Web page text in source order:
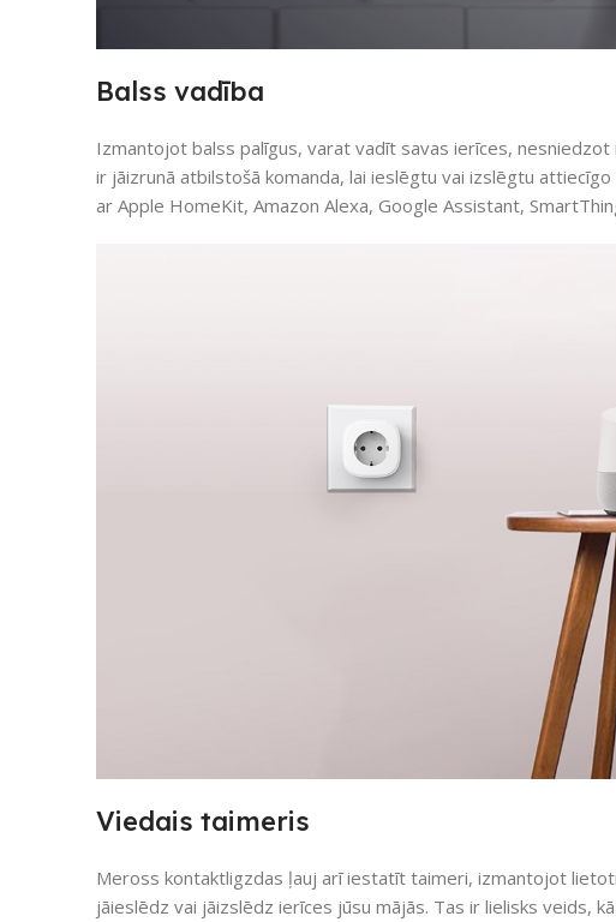
Balss vadība
Izmantojot balss palīgus, varat vadīt savas ierīces, nesniedzot
ir jāizrunā atbilstošā komanda, lai ieslēgtu vai izslēgtu
ar Apple HomeKit, Amazon Alexa, Google Assistant,
Viedais taimeris
Meross kontaktligzdas ļauj arī iestatīt taimeri, izmantojot
jāieslēdz vai jāizslēdz ierīces jūsu mājās. Tas ir lielisks veids,